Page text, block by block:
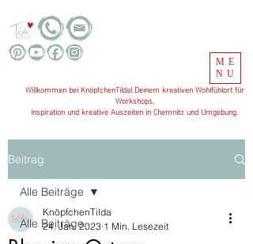
Willkommen bei KnöpfchenTilda! Deinem kreativen Wohlfühlort für
Workshops,
Inspiration und kreative Auszeiten in Chemnitz und Umgebung.
ME
NU
Beitrag
Alle Beiträge
Alle Beiträge
KnöpfchenTilda
24. Jan. 2023 1 Min. Lesezeit